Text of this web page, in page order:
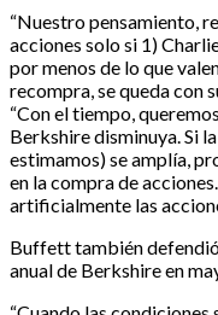
“Nuestro pensamiento,
acciones solo si 1)
por menos de lo que
recompra, se queda con
“Con el tiempo,
Berkshire disminuya. Si
estimamos) se amplía,
en la compra de
artificialmente las
Buffett también
anual de Berkshire en